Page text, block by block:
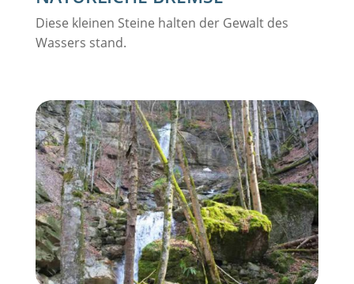
Diese kleinen Steine halten der Gewalt des
Wassers stand.